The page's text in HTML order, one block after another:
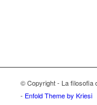
© Copyright - La filosofia
- Enfold Theme by Kriesi